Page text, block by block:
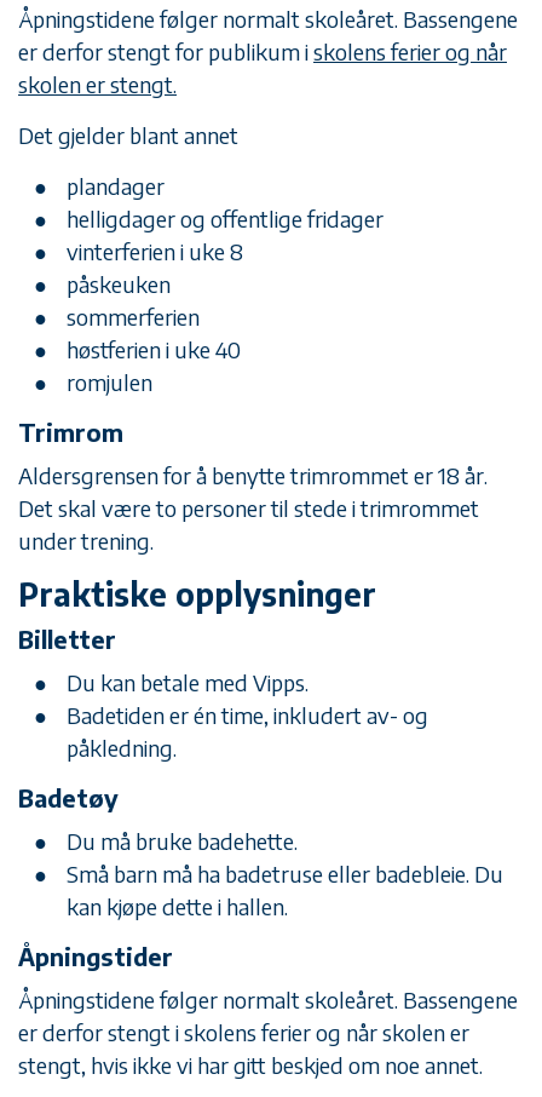
Åpningstidene følger normalt skoleåret. Bassengene
er derfor stengt for publikum iskolens ferier og når
skolen er stengt.
Det gjelder blant annet
plandager
helligdager og offentlige fridager
vinterferien i uke 8
påskeuken
sommerferien
høstferien i uke 40
romjulen
Trimrom
Aldersgrensen for å benytte trimrommet er 18 år.
Det skal være to personer til stede i trimrommet
under trening.
Praktiske opplysninger
Billetter
Du kan betale med Vipps.
Badetiden er én time, inkludert av- og
påkledning.
Badetøy
Du må bruke badehette.
Små barn må ha badetruse eller badebleie. Du
kan kjøpe dette i hallen.
Åpningstider
Åpningstidene følger normalt skoleåret. Bassengene
er derfor stengt i skolens ferier og når skolen er
stengt, hvis ikke vi har gitt beskjed om noe annet.